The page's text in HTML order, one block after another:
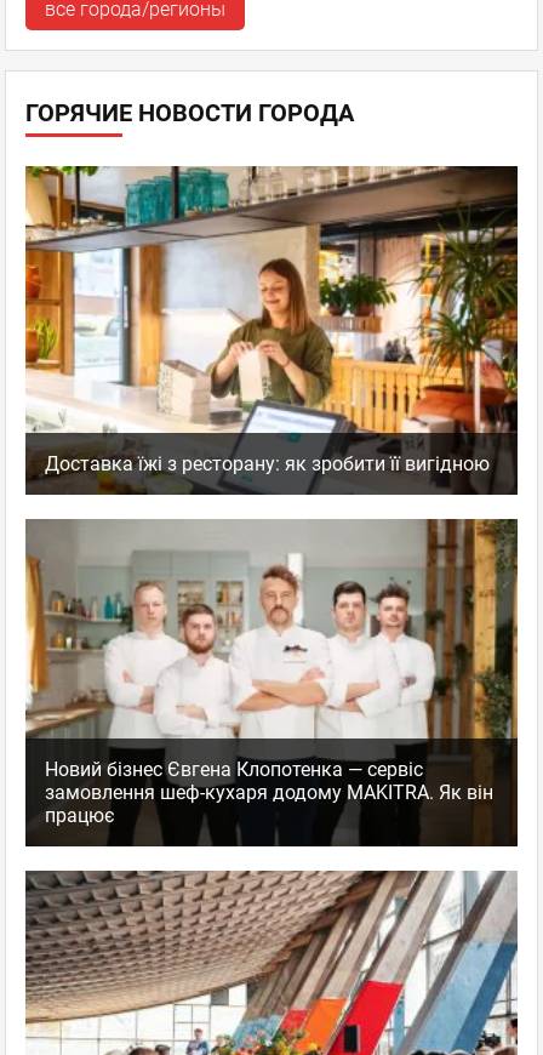
все города/регионы
ГОРЯЧИЕ НОВОСТИ ГОРОДА
Доставка їжі з ресторану: як зробити її вигідною
Новий бізнес Євгена Клопотенка — сервіс
замовлення шеф-кухаря додому MAKITRA. Як він
працює